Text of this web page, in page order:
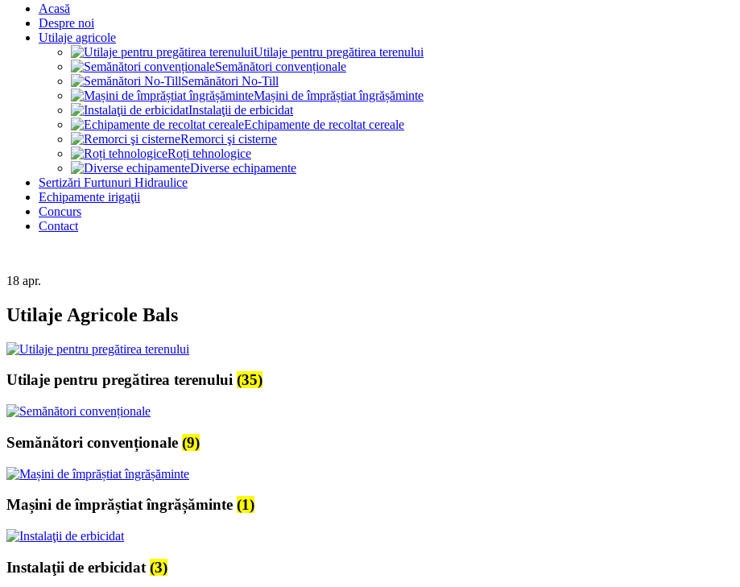
Acasă
Despre noi
Utilaje agricole
Utilaje pentru pregătirea terenului
Semănători convenționale
Semănători No-Till
Mașini de împrăștiat îngrășăminte
Instalaţii de erbicidat
Echipamente de recoltat cereale
Remorci şi cisterne
Roți tehnologice
Diverse echipamente
Sertizări Furtunuri Hidraulice
Echipamente irigaţii
Concurs
Contact
18 apr.
Utilaje Agricole Bals
Utilaje pentru pregătirea terenului (35)
Semănători convenționale (9)
Mașini de împrăștiat îngrășăminte (1)
Instalaţii de erbicidat (3)